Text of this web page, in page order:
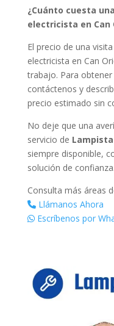
¿Cuánto cuesta
electricista en Can
El precio de una
electricista en Can
trabajo. Para
contáctenos y
precio estimado sin
No deje que una
servicio de Lampista
siempre disponible,
solución de confianza.
Consulta más áreas
Llámanos Ahora
Escríbenos por